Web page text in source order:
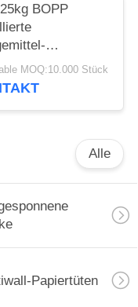
BOPP
Säcke
MOQ:10.000 Stück
Alle
Papiertüten